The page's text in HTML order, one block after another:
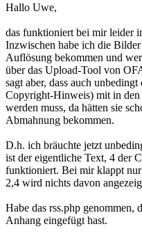
Hallo Uwe,
das funktioniert bei mir leider
Inzwischen habe ich die
Auflösung bekommen und
über das Upload-Tool von
sagt aber, dass auch
Copyright-Hinweis) mit in den
werden muss, da hätten sie
Abmahnung bekommen.
D.h. ich bräuchte jetzt
ist der eigentliche Text, 4 der
funktioniert. Bei mir klappt
2,4 wird nichts davon
Habe das rss.php genommen,
Anhang eingefügt hast.